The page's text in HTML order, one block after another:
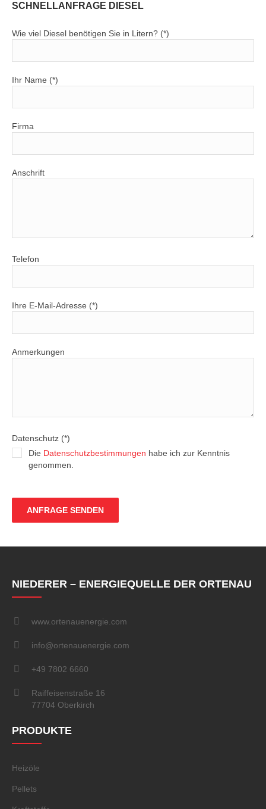
SCHNELLANFRAGE DIESEL
Wie viel Diesel benötigen Sie in Litern? (*)
Ihr Name (*)
Firma
Anschrift
Telefon
Ihre E-Mail-Adresse (*)
Anmerkungen
Datenschutz (*)
Die Datenschutzbestimmungen habe ich zur Kenntnis
genommen.
NIEDERER – ENERGIEQUELLE DER ORTENAU
www.ortenauenergie.com
info@ortenauenergie.com
+49 7802 6660
Raiffeisenstraße 16
77704 Oberkirch
PRODUKTE
Heizöle
Pellets